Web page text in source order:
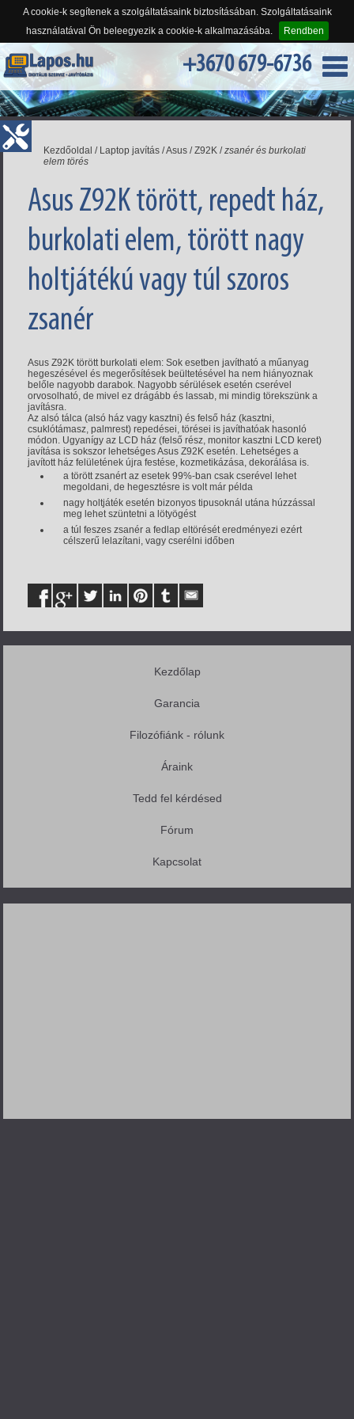
A cookie-k segítenek a szolgáltatásaink biztosításában. Szolgáltatásaink
használatával Ön beleegyezik a cookie-k alkalmazásába.
Rendben
+3670 679-6736
Kezdőoldal / Laptop javítás /Asus /Z92K /zsanér és burkolati
elem törés
Asus Z92K törött, repedt ház,
burkolati elem, törött nagy
holtjátékú vagy túl szoros
zsanér
Asus Z92K törött burkolati elem: Sok esetben javítható a műanyag
hegeszésével és megerősítések beültetésével ha nem hiányoznak
belőle nagyobb darabok. Nagyobb sérülések esetén cserével
orvosolható, de mivel ez drágább és lassab, mi mindig törekszünk a
javításra.
Az alsó tálca (alsó ház vagy kasztni) és felső ház (kasztni,
csuklótámasz, palmrest) repedései, törései is javíthatóak hasonló
módon. Ugyanígy az LCD ház (felső rész, monitor kasztni LCD keret)
javítása is sokszor lehetséges Asus Z92K esetén. Lehetséges a
javított ház felületének újra festése, kozmetikázása, dekorálása is.
a törött zsanért az esetek 99%-ban csak cserével lehet
megoldani, de hegesztésre is volt már példa
nagy holtjáték esetén bizonyos tipusoknál utána húzzással
meg lehet szüntetni a lötyögést
a túl feszes zsanér a fedlap eltörését eredményezi ezért
célszerű lelazítani, vagy cserélni időben
Kezdőlap
Garancia
Filozófiánk - rólunk
Áraink
Tedd fel kérdésed
Fórum
Kapcsolat